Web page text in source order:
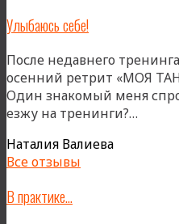
Улыбаюсь себе!
После недавнего
осенний ретрит «МОЯ
Один знакомый меня
езжу на тренинги?…
Наталия Валиева
Все отзывы
В практике…